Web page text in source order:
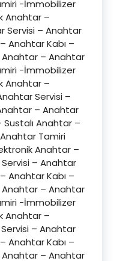
-İmmobilizer
Anahtar –
Servisi – Anahtar
Anahtar Kabı –
Anahtar – Anahtar
-İmmobilizer
Anahtar –
Servisi –
– Anahtar
Anahtar –
Tamiri
Anahtar –
– Anahtar
Anahtar Kabı –
Anahtar – Anahtar
-İmmobilizer
Anahtar –
– Anahtar
Anahtar Kabı –
Anahtar – Anahtar